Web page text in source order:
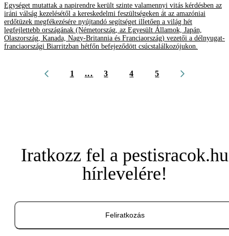
Egységet mutattak a napirendre került szinte valamennyi vitás kérdésben az
iráni válság kezelésétől a kereskedelmi feszültségeken át az amazóniai
erdőtüzek megfékezésére nyújtandó segítséget illetően a világ hét
legfejlettebb országának (Németország, az Egyesült Államok, Japán,
Olaszország, Kanada, Nagy-Britannia és Franciaország) vezetői a délnyugat-
franciaországi Biarritzban hétfőn befejeződött csúcstalálkozójukon.
1 ... 3 4 5
Iratkozz fel a pestisracok.hu
hírlevelére!
Feliratkozás